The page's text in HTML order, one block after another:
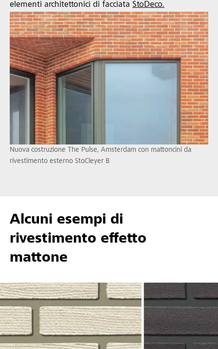
elementi architettonici di facciata StoDeco.
Nuova costruzione The Pulse, Amsterdam con mattoncini da
rivestimento esterno StoCleyer B
Alcuni esempi di
rivestimento effetto
mattone